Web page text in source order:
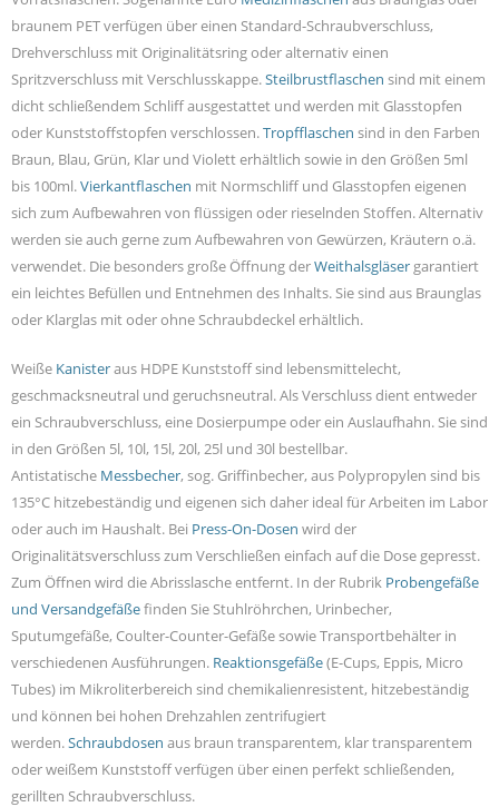
braunem PET verfügen über einen Standard-Schraubverschluss,
Drehverschluss mit Originalitätsring oder alternativ einen
Spritzverschluss mit Verschlusskappe.Steilbrustflaschen sind mit einem
dicht schließendem Schliff ausgestattet und werden mit Glasstopfen
oder Kunststoffstopfen verschlossen.Tropfflaschen sind in den Farben
Braun, Blau, Grün, Klar und Violett erhältlich sowie in den Größen 5ml
bis 100ml.Vierkantflaschen mit Normschliff und Glasstopfen eigenen
sich zum Aufbewahren von flüssigen oder rieselnden Stoffen. Alternativ
werden sie auch gerne zum Aufbewahren von Gewürzen, Kräutern o.ä.
verwendet. Die besonders große Öffnung derWeithalsgläser garantiert
ein leichtes Befüllen und Entnehmen des Inhalts. Sie sind aus Braunglas
oder Klarglas mit oder ohne Schraubdeckel erhältlich.
Weiße Kanisteraus HDPE Kunststoff sind lebensmittelecht,
geschmacksneutral und geruchsneutral. Als Verschluss dient entweder
ein Schraubverschluss, eine Dosierpumpe oder ein Auslaufhahn. Sie sind
in den Größen 5l, 10l, 15l, 20l, 25l und 30l bestellbar.
Antistatische Messbecher, sog. Griffinbecher, aus Polypropylen sind bis
135°C hitzebeständig und eigenen sich daher ideal für Arbeiten im Labor
oder auch im Haushalt. Bei Press-On-Dosen wird der
Originalitätsverschluss zum Verschließen einfach auf die Dose gepresst.
Zum Öffnen wird die Abrisslasche entfernt. In der Rubrik Probengefäße
und Versandgefäßefinden Sie Stuhlröhrchen, Urinbecher,
Sputumgefäße, Coulter-Counter-Gefäße sowie Transportbehälter in
verschiedenen Ausführungen. Reaktionsgefäße(E-Cups, Eppis, Micro
Tubes) im Mikroliterbereich sind chemikalienresistent, hitzebeständig
und können bei hohen Drehzahlen zentrifugiert
werden.Schraubdosen aus braun transparentem, klar transparentem
oder weißem Kunststoff verfügen über einen perfekt schließenden,
gerillten Schraubverschluss.